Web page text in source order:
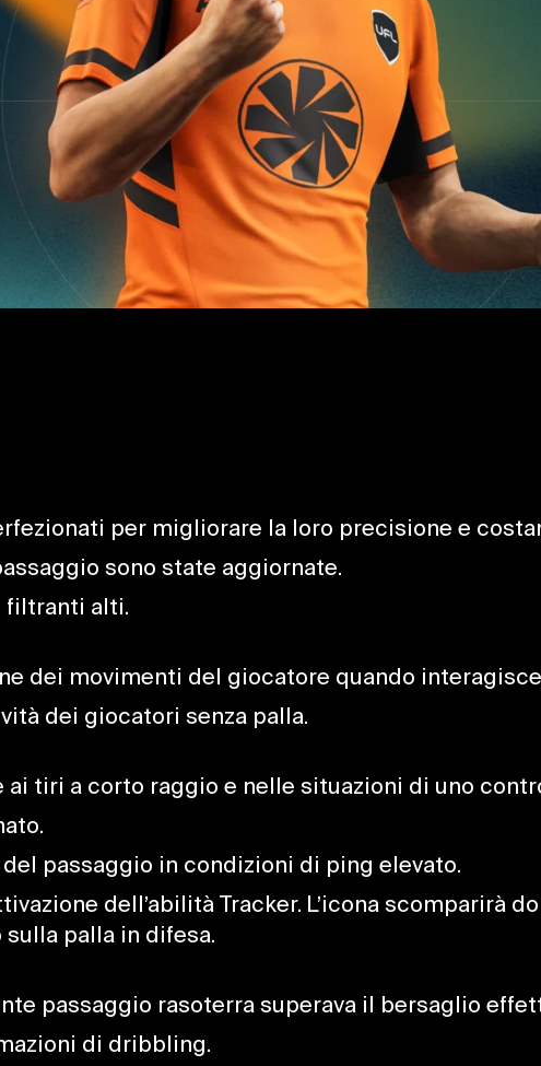
per migliorare la loro precisione e
sono state aggiornate.
filtranti alti.
dei movimenti del giocatore quando
dei giocatori senza palla.
tiri a corto raggio e nelle situazioni di uno
passaggio in condizioni di ping elevato.
dell’abilità Tracker. L’icona scomparirà
palla in difesa.
passaggio rasoterra superava il bersaglio
di dribbling.